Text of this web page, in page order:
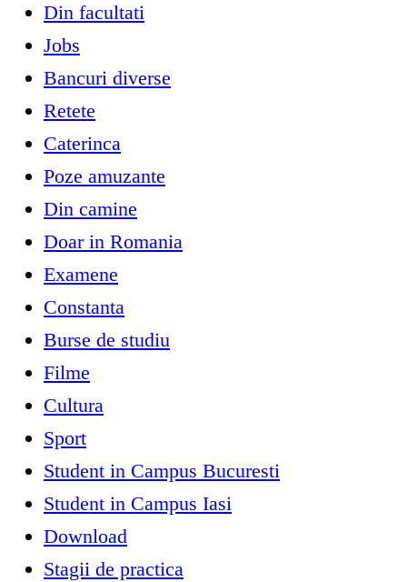
Din facultati
Jobs
Bancuri diverse
Retete
Caterinca
Poze amuzante
Din camine
Doar in Romania
Examene
Constanta
Burse de studiu
Filme
Cultura
Sport
Student in Campus Bucuresti
Student in Campus Iasi
Download
Stagii de practica